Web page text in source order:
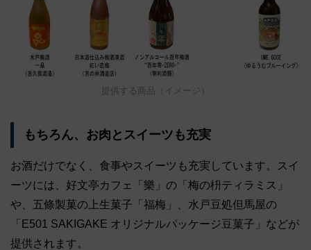
提供する商品（イメージ）
もちろん、お肉とスイーツも充実
お酒だけでなく、食事やスイーツも充実しています。スイ
ーツには、好文亭カフェ「樂」の「梅の枡ティラミス」
や、五條製菓の上生菓子「福梅」、水戸豆処但馬屋の
「E501 SAKIGAKE オリジナルパッケージ豆菓子」などが
提供されます。